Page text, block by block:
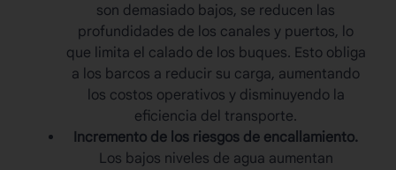
son demasiado bajos, se reducen las
profundidades de los canales y puertos, lo
que limita el calado de los buques. Esto obliga
a los barcos a reducir su carga, aumentando
los costos operativos y disminuyendo la
eficiencia del transporte.
Incremento de los riesgos de encallamiento.
Los bajos niveles de agua aumentan